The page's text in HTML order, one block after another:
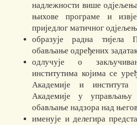
надлежности више
њихове програме и
приједлог матичног
образује радна тијела
обављање одређених
одлучује о
институтима којима се
Академије и
Академије у управљању
обављање надзора над
именује и делегира